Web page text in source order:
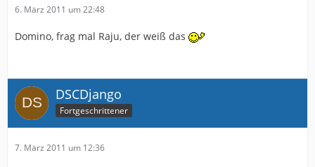
6. März 2011 um 22:48
Domino, frag mal Raju, der weiß das
DSCDjango
Fortgeschrittener
7. März 2011 um 12:36